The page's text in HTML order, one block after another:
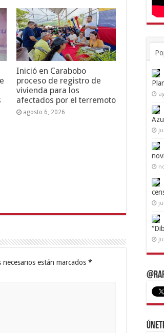
Inició en Carabobo
proceso de registro de
vivienda para los
afectados por el terremoto
agosto 6, 2026
necesarios están marcados *